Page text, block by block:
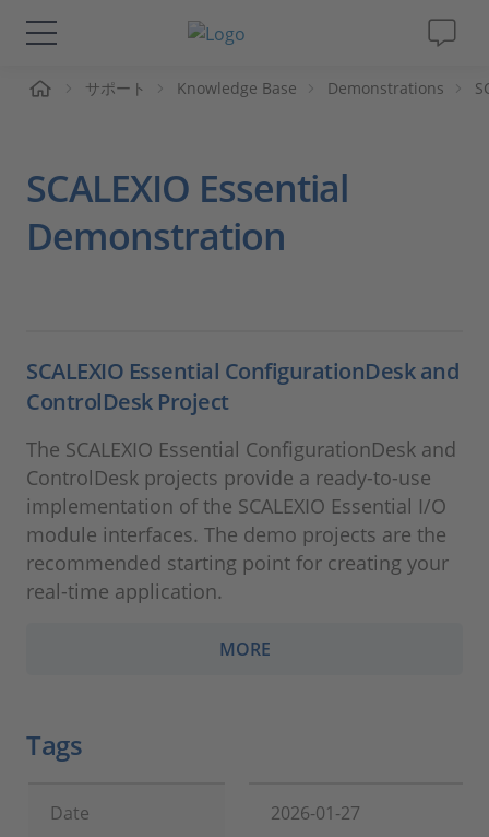
ソリューションと製品
動画
採用情報
サポート Knowledge Base Demonstrations
SCALEXIO Essential
Demonstration
SCALEXIO Essential ConfigurationDesk and
ControlDesk Project
The SCALEXIO Essential ConfigurationDesk and
ControlDesk projects provide a ready-to-use
implementation of the SCALEXIO Essential I/O
module interfaces. The demo projects are the
recommended starting point for creating your
real-time application.
MORE
Tags
Date 2026-01-27